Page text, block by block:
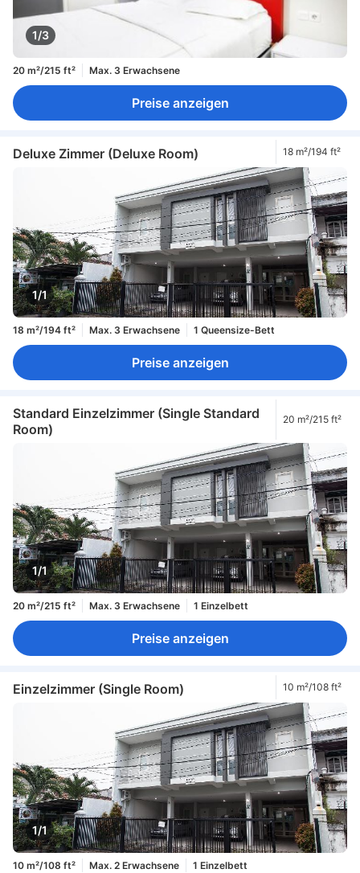
1/3
20 m²/215 ft² Max. 3 Erwachsene
Preise anzeigen
Deluxe Zimmer (Deluxe Room) 18 m²/194 ft²
1/1
18 m²/194 ft² Max. 3 Erwachsene 1 Queensize-Bett
Preise anzeigen
Standard Einzelzimmer (Single Standard
Room)
20 m²/215 ft²
1/1
20 m²/215 ft² Max. 3 Erwachsene 1 Einzelbett
Preise anzeigen
Einzelzimmer (Single Room) 10 m²/108 ft²
1/1
10 m²/108 ft² Max. 2 Erwachsene 1 Einzelbett